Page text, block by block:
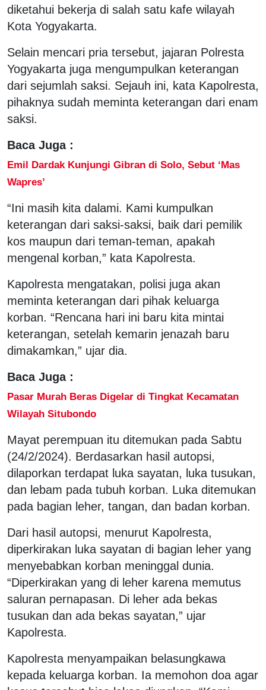
diketahui bekerja di salah satu kafe wilayah
Kota Yogyakarta.
Selain mencari pria tersebut, jajaran Polresta
Yogyakarta juga mengumpulkan keterangan
dari sejumlah saksi. Sejauh ini, kata Kapolresta,
pihaknya sudah meminta keterangan dari enam
saksi.
Baca Juga :
Emil Dardak Kunjungi Gibran di Solo, Sebut ‘Mas
Wapres’
“Ini masih kita dalami. Kami kumpulkan
keterangan dari saksi-saksi, baik dari pemilik
kos maupun dari teman-teman, apakah
mengenal korban,” kata Kapolresta.
Kapolresta mengatakan, polisi juga akan
meminta keterangan dari pihak keluarga
korban. “Rencana hari ini baru kita mintai
keterangan, setelah kemarin jenazah baru
dimakamkan,” ujar dia.
Baca Juga :
Pasar Murah Beras Digelar di Tingkat Kecamatan
Wilayah Situbondo
Mayat perempuan itu ditemukan pada Sabtu
(24/2/2024). Berdasarkan hasil autopsi,
dilaporkan terdapat luka sayatan, luka tusukan,
dan lebam pada tubuh korban. Luka ditemukan
pada bagian leher, tangan, dan badan korban.
Dari hasil autopsi, menurut Kapolresta,
diperkirakan luka sayatan di bagian leher yang
menyebabkan korban meninggal dunia.
“Diperkirakan yang di leher karena memutus
saluran pernapasan. Di leher ada bekas
tusukan dan ada bekas sayatan,” ujar
Kapolresta.
Kapolresta menyampaikan belasungkawa
kepada keluarga korban. Ia memohon doa agar